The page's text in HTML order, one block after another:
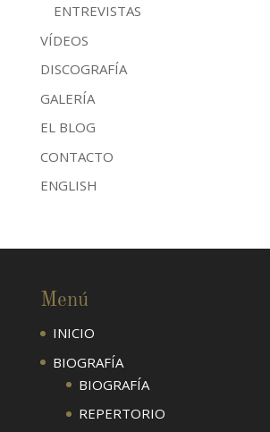
ENTREVISTAS
VÍDEOS
DISCOGRAFÍA
GALERÍA
EL BLOG
CONTACTO
ENGLISH
Menú
INICIO
BIOGRAFÍA
BIOGRAFÍA
REPERTORIO